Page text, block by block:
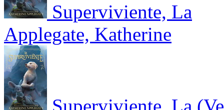
Superviviente, La
Applegate, Katherine
Superviviente, La